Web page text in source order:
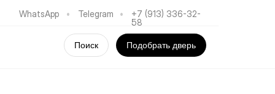
WhatsApp • Telegram •
+7 (913) 336-32-
58
Поиск Подобрать дверь